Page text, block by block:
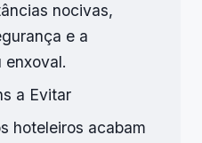
nocivas,
e a
enxoval.
a Evitar
hoteleiros acabam